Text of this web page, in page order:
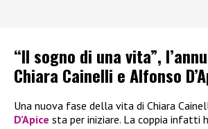
“Il sogno di una vita”,
Chiara Cainelli e Alfonso
Una nuova fase della vita di Chiara
D’Apice sta per iniziare. La coppia infatti